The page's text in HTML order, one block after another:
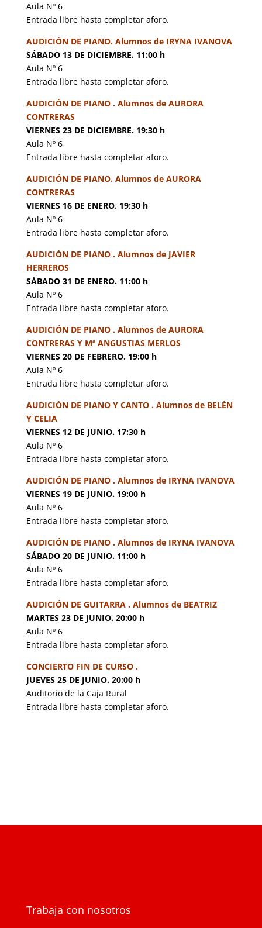
Aula Nº 6
Entrada libre hasta completar aforo.
AUDICIÓN DE PIANO. Alumnos de IRYNA IVANOVA
SÁBADO 13 DE DICIEMBRE. 11:00 h
Aula Nº 6
Entrada libre hasta completar aforo.
AUDICIÓN DE PIANO . Alumnos de AURORA
CONTRERAS
VIERNES 23 DE DICIEMBRE. 19:30 h
Aula Nº 6
Entrada libre hasta completar aforo.
AUDICIÓN DE PIANO. Alumnos de AURORA
CONTRERAS
VIERNES 16 DE ENERO. 19:30 h
Aula Nº 6
Entrada libre hasta completar aforo.
AUDICIÓN DE PIANO . Alumnos de JAVIER
HERREROS
SÁBADO 31 DE ENERO. 11:00 h
Aula Nº 6
Entrada libre hasta completar aforo.
AUDICIÓN DE PIANO . Alumnos de AURORA
CONTRERAS Y Mª ANGUSTIAS MERLOS
VIERNES 20 DE FEBRERO. 19:00 h
Aula Nº 6
Entrada libre hasta completar aforo.
AUDICIÓN DE PIANO Y CANTO . Alumnos de BELÉN
Y CELIA
VIERNES 12 DE JUNIO. 17:30 h
Aula Nº 6
Entrada libre hasta completar aforo.
AUDICIÓN DE PIANO . Alumnos de IRYNA IVANOVA
VIERNES 19 DE JUNIO. 19:00 h
Aula Nº 6
Entrada libre hasta completar aforo.
AUDICIÓN DE PIANO . Alumnos de IRYNA IVANOVA
SÁBADO 20 DE JUNIO. 11:00 h
Aula Nº 6
Entrada libre hasta completar aforo.
AUDICIÓN DE GUITARRA . Alumnos de BEATRIZ
MARTES 23 DE JUNIO. 20:00 h
Aula Nº 6
Entrada libre hasta completar aforo.
CONCIERTO FIN DE CURSO .
JUEVES 25 DE JUNIO. 20:00 h
Auditorio de la Caja Rural
Entrada libre hasta completar aforo.
Trabaja con nosotros